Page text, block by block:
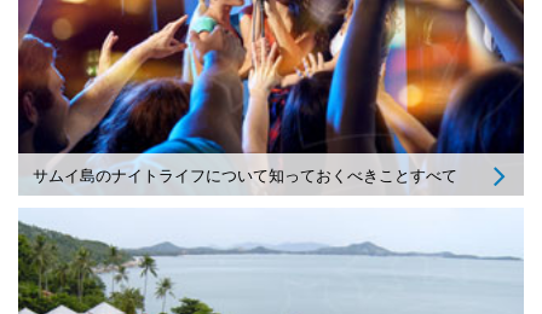
サムイ島のナイトライフについて知っておくべきことすべて